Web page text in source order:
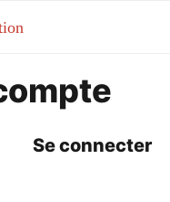
Se connecter